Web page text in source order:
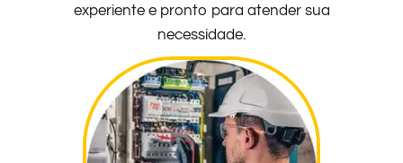
experiente e pronto para atender sua
necessidade.